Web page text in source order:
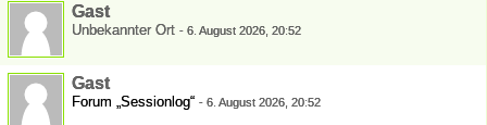
Gast
Unbekannter Ort - 6. August 2026, 20:52
Gast
Forum „Sessionlog“ - 6. August 2026, 20:52